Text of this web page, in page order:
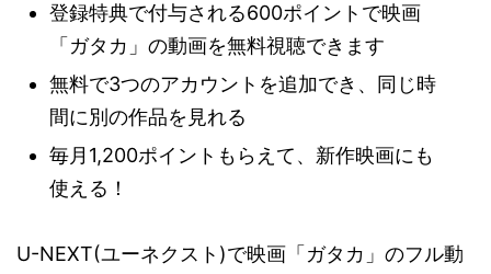
登録特典で付与される600ポイントで映画
「ガタカ」の動画を無料視聴できます
無料で3つのアカウントを追加でき、同じ時
間に別の作品を見れる
毎月1,200ポイントもらえて、新作映画にも
使える！
U-NEXT(ユーネクスト)で映画「ガタカ」のフル動